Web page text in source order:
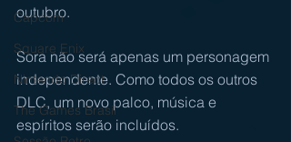
Capcom
Square Enix
Nintendo Direct
The Games Brasil
outubro.
Sora não será apenas um personagem
independente. Como todos os outros
DLC, um novo palco, música e
espíritos serão incluídos.